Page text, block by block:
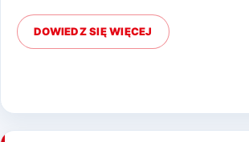
DOWIEDZ SIĘ WIĘCEJ